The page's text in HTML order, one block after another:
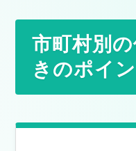
市町村別
きのポイ